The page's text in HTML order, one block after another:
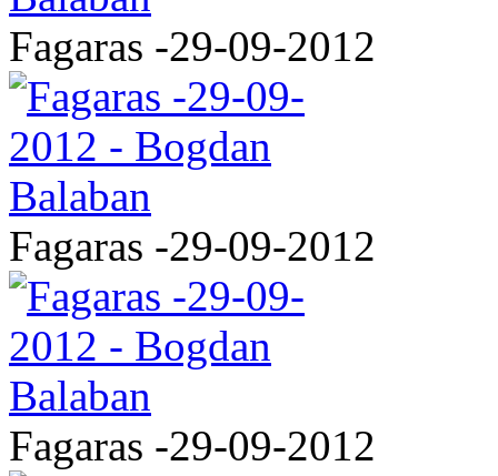
Fagaras -29-09-2012
Fagaras -29-09-2012
Fagaras -29-09-2012